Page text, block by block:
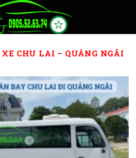
XE CHU LAI – QUẢNG NGÃI